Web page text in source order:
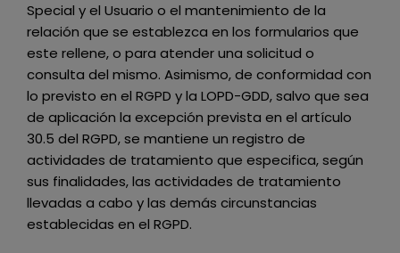
Special y el Usuario o el mantenimiento de la
relación que se establezca en los formularios que
este rellene, o para atender una solicitud o
consulta del mismo. Asimismo, de conformidad con
lo previsto en el RGPD y la LOPD-GDD, salvo que sea
de aplicación la excepción prevista en el artículo
30.5 del RGPD, se mantiene un registro de
actividades de tratamiento que especifica, según
sus finalidades, las actividades de tratamiento
llevadas a cabo y las demás circunstancias
establecidas en el RGPD.